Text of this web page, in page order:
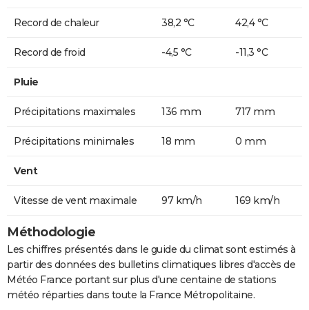
Record de chaleur 38,2 °C 42,4 °C
Record de froid -4,5 °C -11,3 °C
Pluie
Précipitations maximales 136 mm 717 mm
Précipitations minimales 18 mm 0 mm
Vent
Vitesse de vent maximale 97 km/h 169 km/h
Méthodologie
Les chiffres présentés dans le guide du climat sont estimés à
partir des données des bulletins climatiques libres d'accès de
Météo France portant sur plus d'une centaine de stations
météo réparties dans toute la France Métropolitaine.